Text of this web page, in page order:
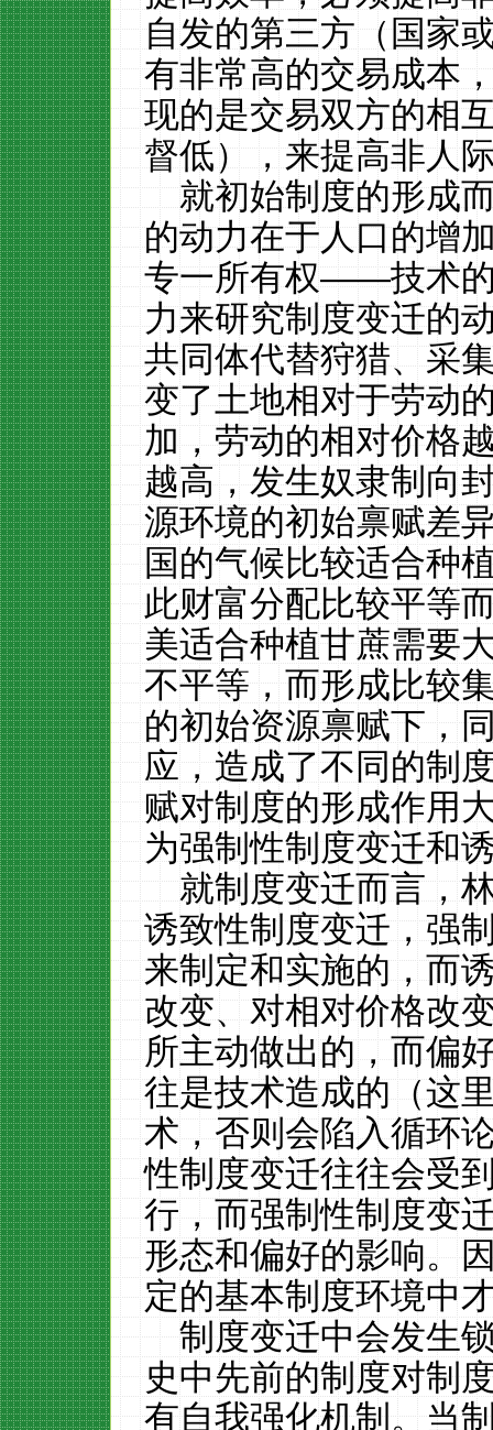
自发的第三方（国家
有非常高的交易成本
现的是交易双方的相
督低），来提高非人
就初始制度的形成
的动力在于人口的
专一所有权——技术
力来研究制度变迁的
共同体代替狩猎、采
变了土地相对于劳动
加，劳动的相对价格
越高，发生奴隶制向
源环境的初始禀赋差
国的气候比较适合种
此财富分配比较平等
美适合种植甘蔗需要
不平等，而形成比较
的初始资源禀赋下，
应，造成了不同的制
赋对制度的形成作用
为强制性制度变迁和
就制度变迁而言，
诱致性制度变迁，强
来制定和实施的，而
改变、对相对价格改
所主动做出的，而偏
往是技术造成的（这
术，否则会陷入循环
性制度变迁往往会受
行，而强制性制度变
形态和偏好的影响。
定的基本制度环境中
制度变迁中会发生
史中先前的制度对制
有自我强化机制。当